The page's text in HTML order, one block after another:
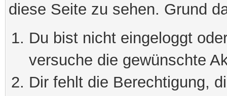
diese Seite zu sehen. Grund
Du bist nicht eingeloggt
versuche die gewünschte
Dir fehlt die Berechtigung,